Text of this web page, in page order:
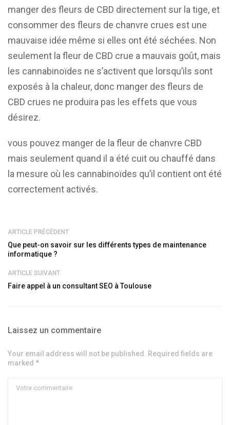
manger des fleurs de CBD directement sur la tige, et
consommer des fleurs de chanvre crues est une
mauvaise idée même si elles ont été séchées. Non
seulement la fleur de CBD crue a mauvais goût, mais
les cannabinoïdes ne s’activent que lorsqu’ils sont
exposés à la chaleur, donc manger des fleurs de
CBD crues ne produira pas les effets que vous
désirez.
vous pouvez manger de la fleur de chanvre CBD
mais seulement quand il a été cuit ou chauffé dans
la mesure où les cannabinoïdes qu’il contient ont été
correctement activés.
ARTICLE PRÉCÉDENT
Que peut-on savoir sur les différents types de maintenance
informatique ?
ARTICLE SUIVANT
Faire appel à un consultant SEO à Toulouse
Laissez un commentaire
Your email address will not be published. Required fields are
marked *